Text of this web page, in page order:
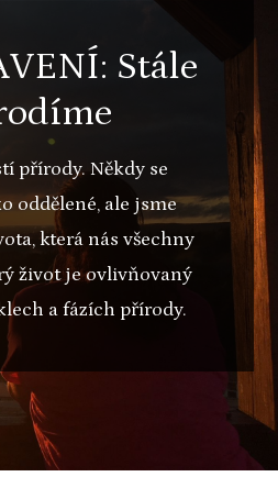
Stále
přírody. Někdy se
oddělené, ale jsme
která nás všechny
život je ovlivňovaný
a fázích přírody.